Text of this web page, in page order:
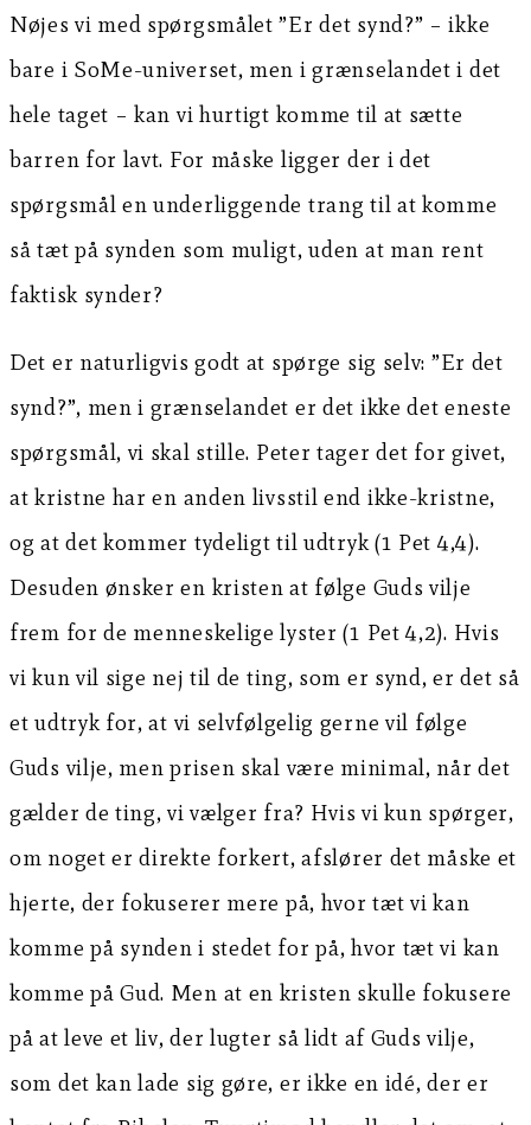
Nøjes vi med spørgsmålet ”Er det synd?” – ikke
bare i SoMe-universet, men i grænselandet i det
hele taget – kan vi hurtigt komme til at sætte
barren for lavt. For måske ligger der i det
spørgsmål en underliggende trang til at komme
så tæt på synden som muligt, uden at man rent
faktisk synder?
Det er naturligvis godt at spørge sig selv: ”Er det
synd?”, men i grænselandet er det ikke det eneste
spørgsmål, vi skal stille. Peter tager det for givet,
at kristne har en anden livsstil end ikke-kristne,
og at det kommer tydeligt til udtryk (1 Pet 4,4).
Desuden ønsker en kristen at følge Guds vilje
frem for de menneskelige lyster (1 Pet 4,2). Hvis
vi kun vil sige nej til de ting, som er synd, er det så
et udtryk for, at vi selvfølgelig gerne vil følge
Guds vilje, men prisen skal være minimal, når det
gælder de ting, vi vælger fra? Hvis vi kun spørger,
om noget er direkte forkert, afslører det måske et
hjerte, der fokuserer mere på, hvor tæt vi kan
komme på synden i stedet for på, hvor tæt vi kan
komme på Gud. Men at en kristen skulle fokusere
på at leve et liv, der lugter så lidt af Guds vilje,
som det kan lade sig gøre, er ikke en idé, der er